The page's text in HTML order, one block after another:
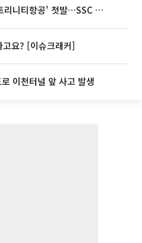
티웨이항공, 새 이름 '트리니티항공' 첫발…SSC 전략 본격화
요? [이슈크래커]
이천터널 앞 사고 발생